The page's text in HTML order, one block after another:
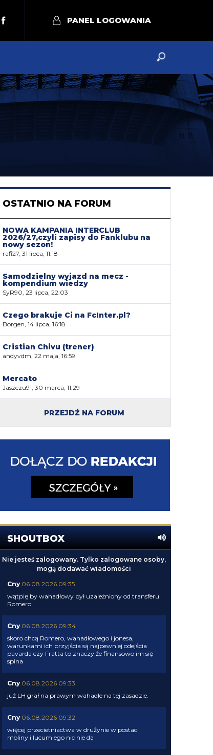
PANEL LOGOWANIA
OSTATNIO NA FORUM
NOWA KAMPANIA INTERCLUB
2026/27,czyli zapisy do Fanklubu na
nowy sezon!
rafi27, 31 lipca, 11:18
Samodzielny wyjazd na mecz -
kompendium wiedzy
SyR90, 23 lipca, 22:03
Czego brakuje Ci na FcInter.pl?
Borgen, 14 lipca, 16:18
Cristian Chivu (trener)
andyvdm, 22 maja, 16:59
Mercato
Jaszczu91, 30 marca, 11:29
PRZEJDŹ NA FORUM
SHOUTBOX
Nie jesteś zalogowany. Tylko zalogowane osoby,
mogą dodawać wiadomości
Cny 06.08.2026 09:35
wątpię by wahadłowy był uzależniony od transferu
Romero
Cny 06.08.2026 09:34
skoro chcą Romero, wahadłowego i jonesa,
warunkami ich przyjścia są najpewniej odejścia
pavarda czy Fratta to znaczy że finansowo im się
spina
Cny 06.08.2026 09:33
już LH grał na prawym wahadle na tej zasadzie.
Cny 06.08.2026 09:32
więcej przecietniactwa w drużynie w postaci
moliny i lucumiego nic nie da